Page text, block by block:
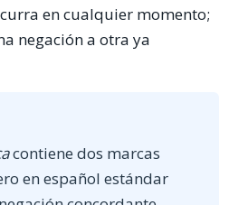
en cualquier momento;
negación a otra ya
contiene dos marcas
en español estándar